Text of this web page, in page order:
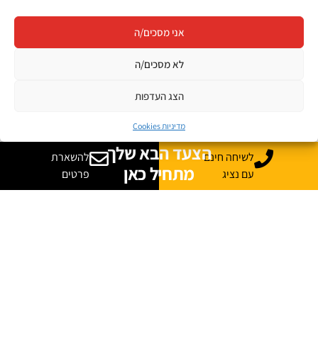
אני מסכים/ה
לא מסכים/ה
הצג העדפות
מדיניות Cookies
קריירה בהייטק
הצעד הבא שלך
מתחיל כאן
לשיחה חינם
עם נציג
להשארת
פרטים